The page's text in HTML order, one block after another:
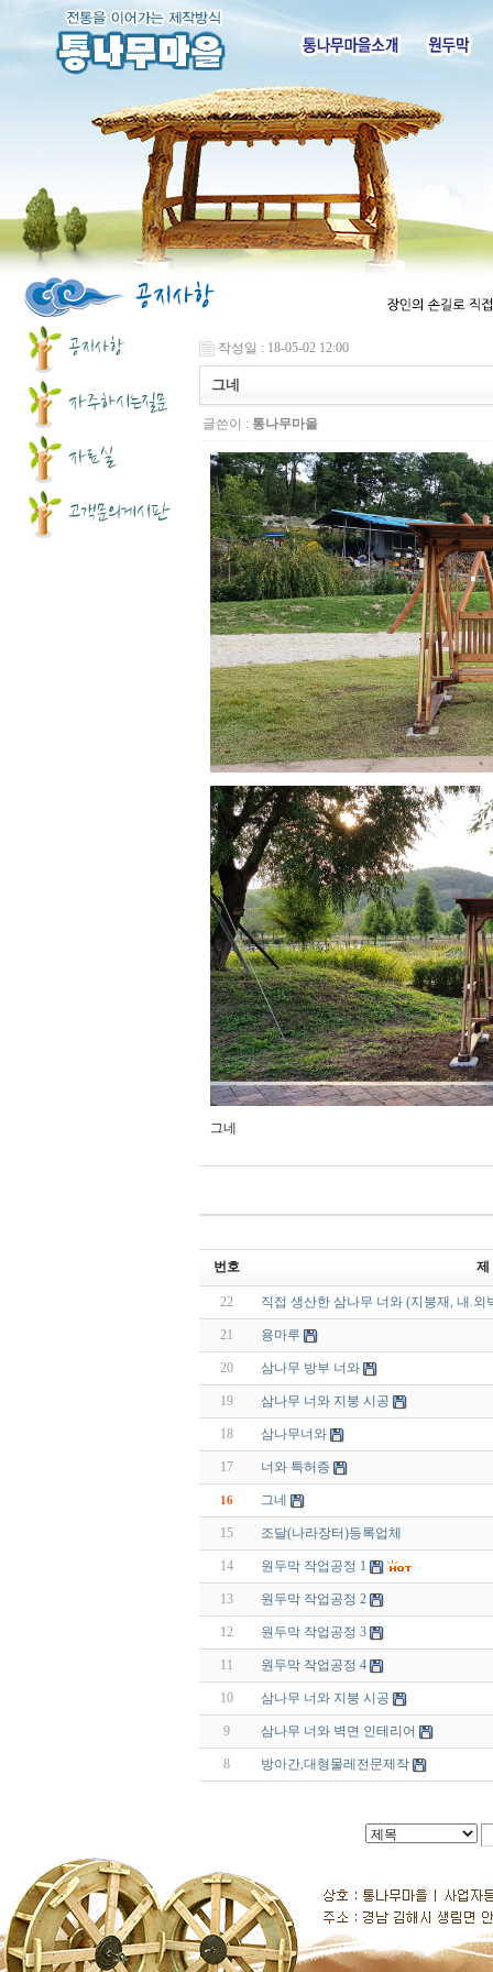
작성일 : 18-05-02 12:00
그네
글쓴이 : 통나무마을
그네
번호
22 직접 생산한 삼나무 너와 (지붕재, 내.
21 용마루
20 삼나무 방부 너와
19 삼나무 너와 지붕 시공
18 삼나무너와
17 너와 특허증
16 그네
15 조달(나라장터)등록업체
14 원두막 작업공정 1
13 원두막 작업공정 2
12 원두막 작업공정 3
11 원두막 작업공정 4
10 삼나무 너와 지붕 시공
9 삼나무 너와 벽면 인테리어
8 방아간,대형물레전문제작